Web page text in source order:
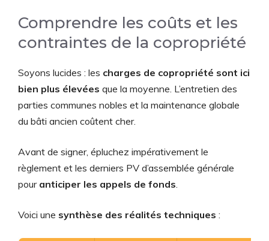
Comprendre les coûts et les
contraintes de la copropriété
Soyons lucides : les charges de copropriété sont ici
bien plus élevées que la moyenne. L’entretien des
parties communes nobles et la maintenance globale
du bâti ancien coûtent cher.
Avant de signer, épluchez impérativement le
règlement et les derniers PV d’assemblée générale
pour anticiper les appels de fonds.
Voici une synthèse des réalités techniques :